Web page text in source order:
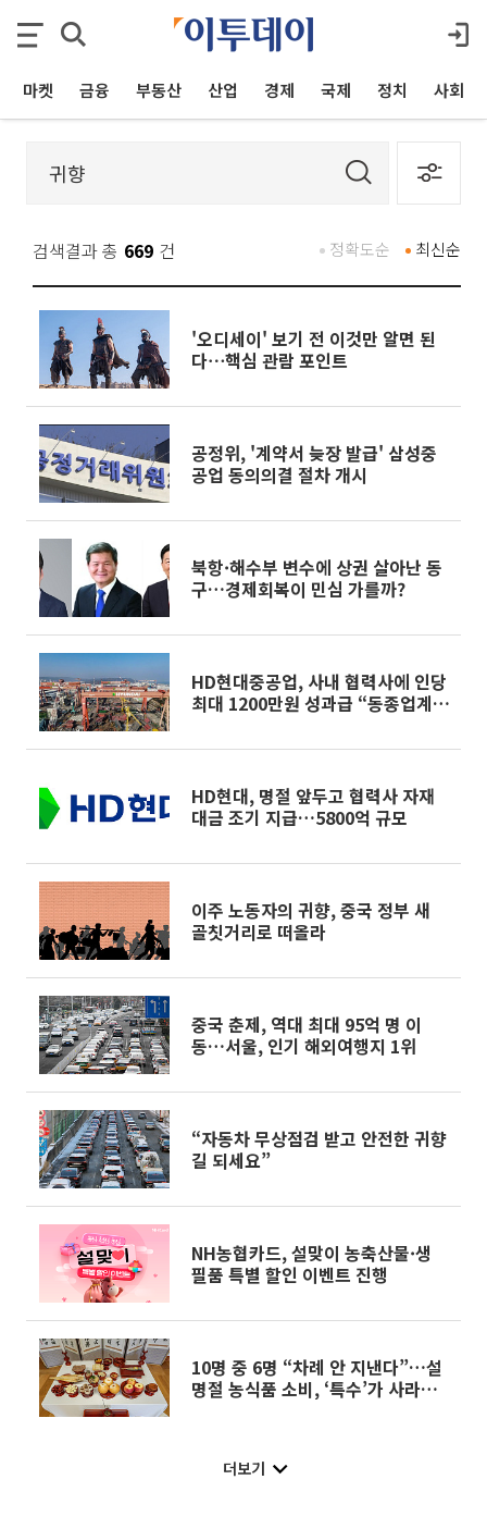
마켓 금융 부동산 산업 경제 국제 정치 사회
검색결과 총 669 건 최신순
정확도순
'오디세이' 보기 전 이것만 알면 된
다⋯핵심 관람 포인트
공정위, '계약서 늦장 발급' 삼성중
공업 동의의결 절차 개시
북항·해수부 변수에 상권 살아난 동
구…경제회복이 민심 가를까?
HD현대중공업, 사내 협력사에 인당
최대 1200만원 성과급 “동종업계
HD현대, 명절 앞두고 협력사 자재
대금 조기 지급…5800억 규모
이주 노동자의 귀향, 중국 정부 새
골칫거리로 떠올라
중국 춘제, 역대 최대 95억 명 이
동…서울, 인기 해외여행지 1위
“자동차 무상점검 받고 안전한 귀향
길 되세요”
NH농협카드, 설맞이 농축산물·생
필품 특별 할인 이벤트 진행
10명 중 6명 “차례 안 지낸다”…설
명절 농식품 소비, ‘특수’가 사라졌
더보기